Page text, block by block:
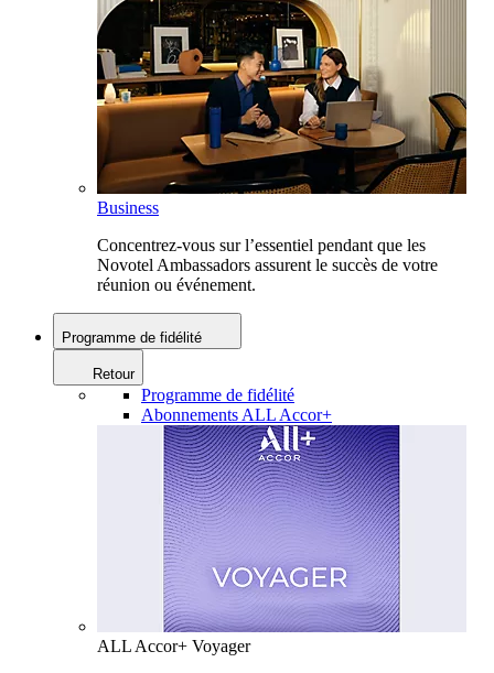
Business
Concentrez-vous sur l’essentiel pendant que les
Novotel Ambassadors assurent le succès de votre
réunion ou événement.
Programme de fidélité
Retour
Programme de fidélité
Abonnements ALL Accor+
ALL Accor+ Voyager